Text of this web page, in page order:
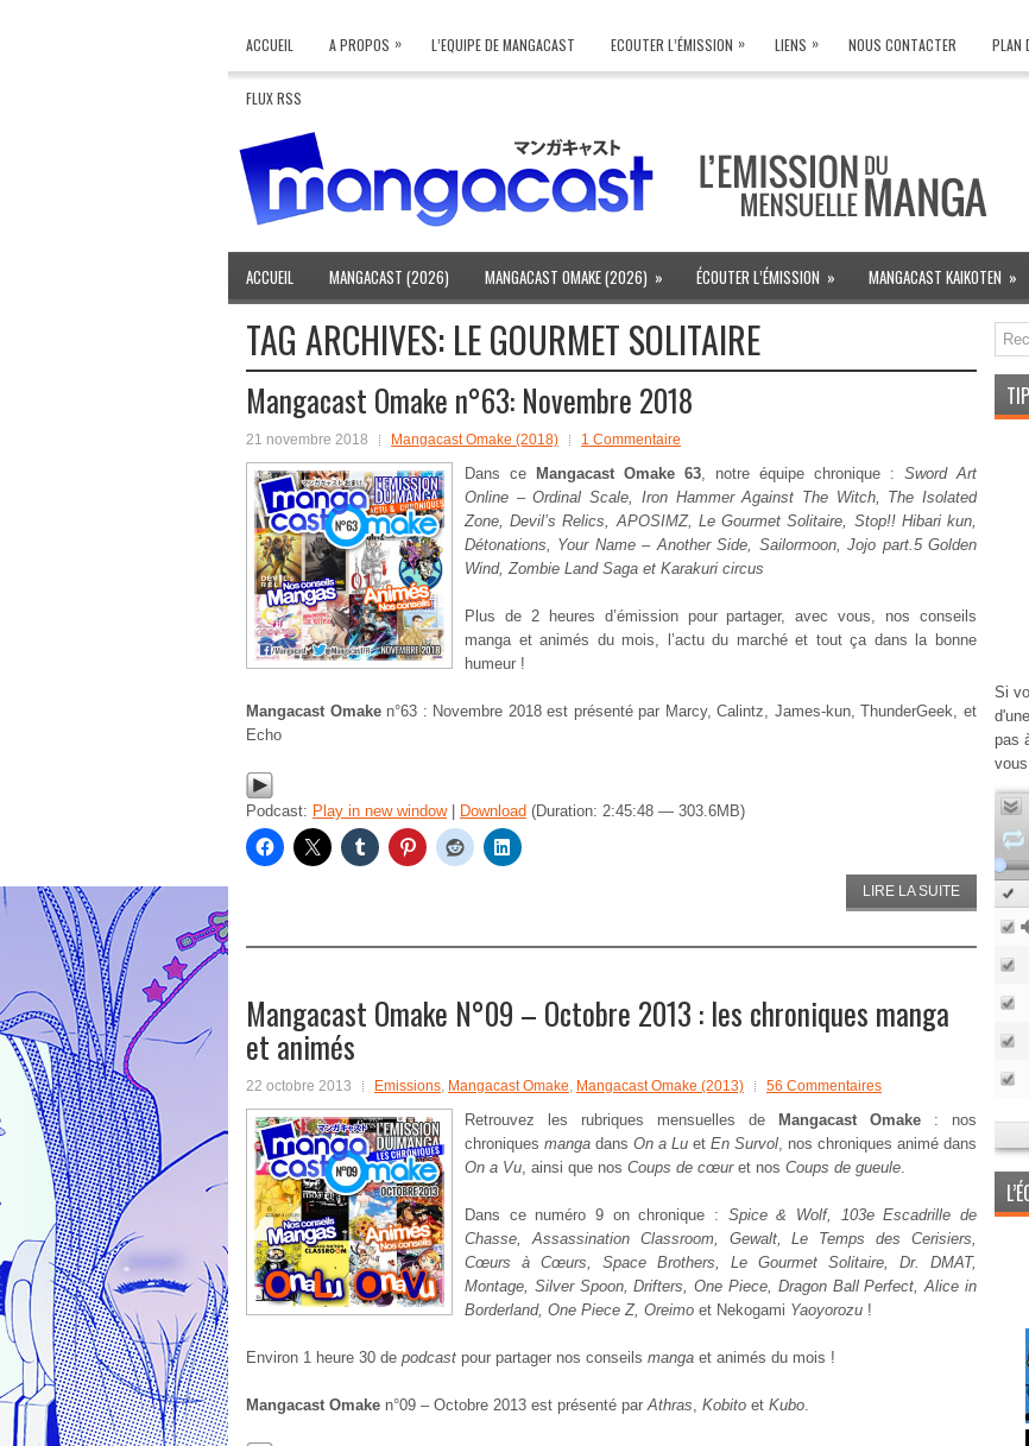
ACCUEIL A PROPOS » L’EQUIPE DE MANGACAST ECOUTER L’ÉMISSION » LIENS » NOUS CONTACTER PLAN
FLUX RSS
ACCUEIL MANGACAST (2026) MANGACAST OMAKE (2026) » ÉCOUTER L’ÉMISSION » MANGACAST KAIKOTEN »
TAG ARCHIVES: LE GOURMET SOLITAIRE
Mangacast Omake n°63: Novembre 2018
21 novembre 2018 Mangacast Omake (2018) 1 Commentaire
Dans ce Mangacast Omake 63, notre équipe chronique : Sword Art
Online – Ordinal Scale, Iron Hammer Against The Witch, The Isolated
Zone, Devil’s Relics, APOSIMZ, Le Gourmet Solitaire, Stop!! Hibari kun,
Détonations, Your Name – Another Side, Sailormoon, Jojo part.5 Golden
Wind, Zombie Land Saga et Karakuri circus
Plus de 2 heures d’émission pour partager, avec vous, nos conseils
manga et animés du mois, l’actu du marché et tout ça dans la bonne
humeur !
Mangacast Omake n°63 : Novembre 2018 est présenté par Marcy, Calintz, James-kun, ThunderGeek, et
Echo
Podcast: Play in new window| Download (Duration: 2:45:48 — 303.6MB)
LIRE LA SUITE
Mangacast Omake N°09 – Octobre 2013 : les chroniques manga
et animés
22 octobre 2013 Emissions, Mangacast Omake, Mangacast Omake (2013) 56 Commentaires
Retrouvez les rubriques mensuelles de Mangacast Omake : nos
chroniques manga dans On a Lu et En Survol, nos chroniques animé dans
On a Vu, ainsi que nos Coups de cœuret nos Coups de gueule.
Dans ce numéro 9 on chronique : Spice & Wolf, 103e Escadrille de
Chasse, Assassination Classroom, Gewalt, Le Temps des Cerisiers,
Cœurs à Cœurs, Space Brothers, Le Gourmet Solitaire, Dr. DMAT,
Montage, Silver Spoon, Drifters, One Piece, Dragon Ball Perfect, Alice in
Borderland, One Piece Z, Oreimo et Nekogami Yaoyorozu !
Environ 1 heure 30 de podcast pour partager nos conseils manga et animés du mois !
Mangacast Omake n°09 – Octobre 2013 est présenté parAthras, Kobito et Kubo.
Si
pas